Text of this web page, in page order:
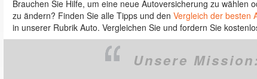
Brauchen Sie Hilfe, um eine neue Autoversicherung zu wählen
zu ändern? Finden Sie alle Tipps und den Vergleich der besten
in unserer Rubrik Auto. Vergleichen Sie und fordern Sie
Unsere